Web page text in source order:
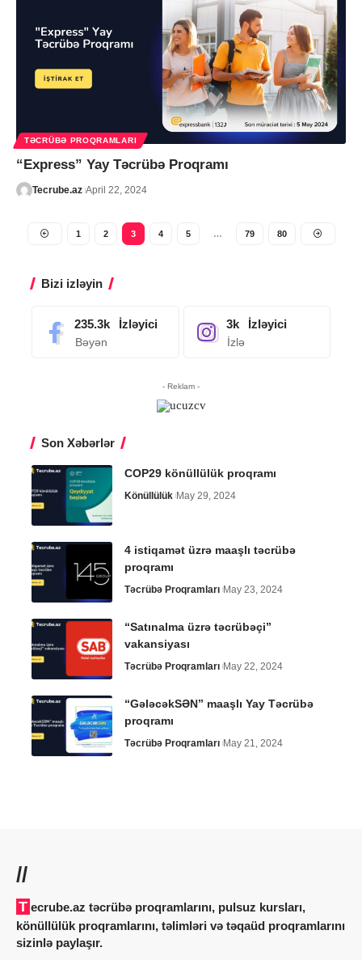
TƏCRÜBƏ PROQRAMLARI
“Express” Yay Təcrübə Proqramı
Tecrube.az April 22, 2024
1 2 3 4 5 … 79 80
Bizi izləyin
235.3k İzləyici
Bəyən
3k İzləyici
İzlə
- Reklam -
Son Xəbərlər
COP29 könüllülük proqramı
Könüllülük May 29, 2024
4 istiqamət üzrə maaşlı təcrübə
proqramı
Təcrübə Proqramları May 23, 2024
“Satınalma üzrə təcrübəçi”
vakansiyası
Təcrübə Proqramları May 22, 2024
“GələcəkSƏN” maaşlı Yay Təcrübə
proqramı
Təcrübə Proqramları May 21, 2024
//
Tecrube.az təcrübə proqramlarını, pulsuz kursları,
könüllülük proqramlarını, təlimləri və təqaüd proqramlarını
sizinlə paylaşır.